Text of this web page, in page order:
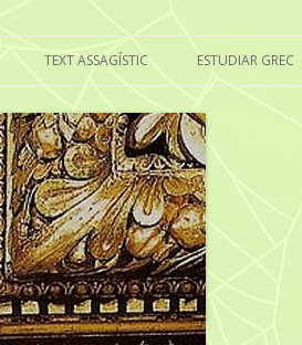
TEXT ASSAGÍSTIC
CUI PRODEST?
DEL LLATÍ, QUÈ EN PENSO?
PAGA LA PENA ESTUDIAR LLATÍ?
EL LLATÍ, MARE DE MOLTES DE
LES LLENGÜES EUROPEES
ACTUALS
ESTUDIAR GREC